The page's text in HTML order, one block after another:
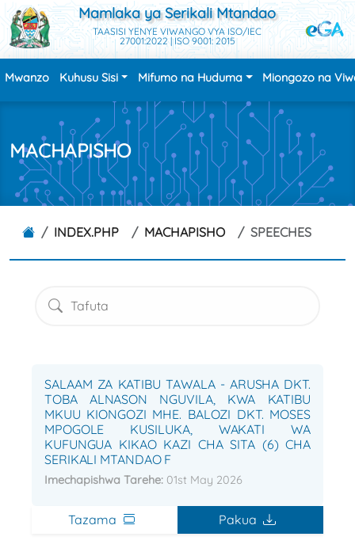
Mamlaka ya Serikali Mtandao
TAASISI YENYE VIWANGO VYA ISO/IEC
27001:2022 | ISO 9001: 2015
Mwanzo Kuhusu Sisi Mifumo na Huduma Miongozo na
MACHAPISHO
INDEX.PHP MACHAPISHO SPEECHES
SALAAM ZA KATIBU TAWALA - ARUSHA DKT.
TOBA ALNASON NGUVILA, KWA KATIBU
MKUU KIONGOZI MHE. BALOZI DKT. MOSES
MPOGOLE KUSILUKA, WAKATI WA
KUFUNGUA KIKAO KAZI CHA SITA (6) CHA
SERIKALI MTANDAO F
Imechapishwa Tarehe: 01st May 2026
Tazama Pakua